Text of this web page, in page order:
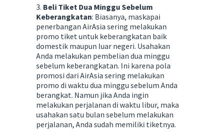
3. Beli Tiket Dua Minggu Sebelum
Keberangkatan: Biasanya, maskapai
penerbangan AirAsia sering melakukan
promo tiket untuk keberangkatan baik
domestik maupun luar negeri. Usahakan
Anda melakukan pembelian dua minggu
sebelum keberangkatan. Ini karena pola
promosi dari AirAsia sering melakukan
promo di waktu dua minggu sebelum Anda
berangkat. Namun jika Anda ingin
melakukan perjalanan di waktu libur, maka
usahakan satu bulan sebelum melakukan
perjalanan, Anda sudah memiliki tiketnya.